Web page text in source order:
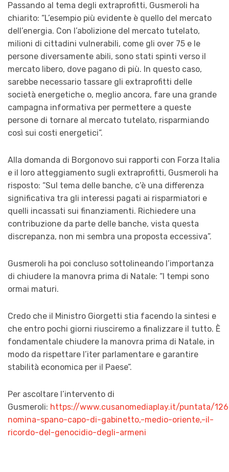
Passando al tema degli extraprofitti, Gusmeroli ha
chiarito: “L’esempio più evidente è quello del mercato
dell’energia. Con l’abolizione del mercato tutelato,
milioni di cittadini vulnerabili, come gli over 75 e le
persone diversamente abili, sono stati spinti verso il
mercato libero, dove pagano di più. In questo caso,
sarebbe necessario tassare gli extraprofitti delle
società energetiche o, meglio ancora, fare una grande
campagna informativa per permettere a queste
persone di tornare al mercato tutelato, risparmiando
così sui costi energetici”.
Alla domanda di Borgonovo sui rapporti con Forza Italia
e il loro atteggiamento sugli extraprofitti, Gusmeroli ha
risposto: “Sul tema delle banche, c’è una differenza
significativa tra gli interessi pagati ai risparmiatori e
quelli incassati sui finanziamenti. Richiedere una
contribuzione da parte delle banche, vista questa
discrepanza, non mi sembra una proposta eccessiva”.
Gusmeroli ha poi concluso sottolineando l’importanza
di chiudere la manovra prima di Natale: “I tempi sono
ormai maturi.
Credo che il Ministro Giorgetti stia facendo la sintesi e
che entro pochi giorni riusciremo a finalizzare il tutto. È
fondamentale chiudere la manovra prima di Natale, in
modo da rispettare l’iter parlamentare e garantire
stabilità economica per il Paese”.
Per ascoltare l’intervento di
Gusmeroli: https://www.cusanomediaplay.it/puntata/
nomina-spano-capo-di-gabinetto,-medio-oriente,-il-
ricordo-del-genocidio-degli-armeni